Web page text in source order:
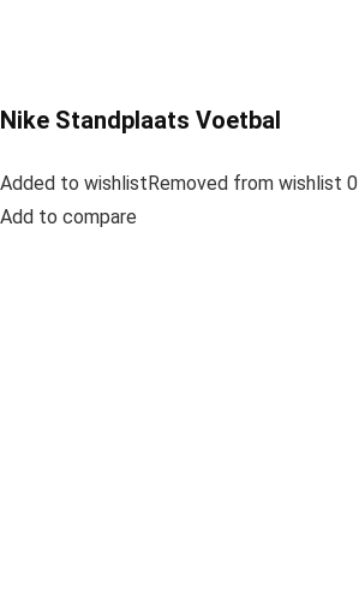
Nike Standplaats Voetbal
Added to wishlistRemoved from wishlist 0
Add to compare